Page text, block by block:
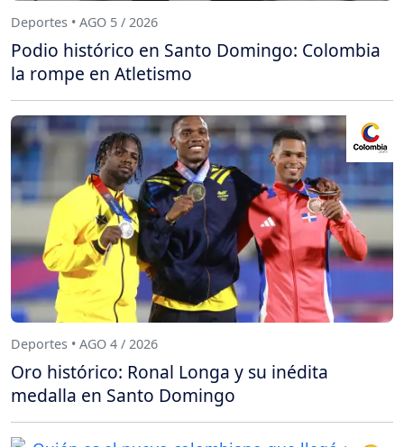
Deportes • AGO 5 / 2026
Podio histórico en Santo Domingo: Colombia
la rompe en Atletismo
Deportes • AGO 4 / 2026
Oro histórico: Ronal Longa y su inédita
medalla en Santo Domingo